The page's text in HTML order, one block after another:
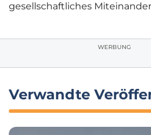
gesellschaftliches
WERBUNG
Verwandte